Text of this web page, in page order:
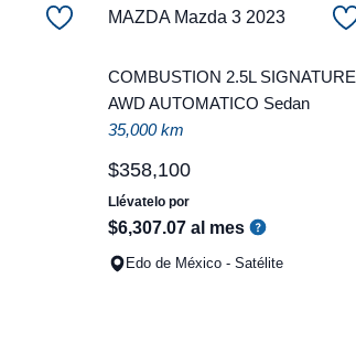
MAZDA Mazda 3 2023
COMBUSTION 2.5L SIGNATURE
AWD AUTOMATICO Sedan
35,000 km
$358,100
Llévatelo por
$6,307.07 al mes
Edo de México - Satélite